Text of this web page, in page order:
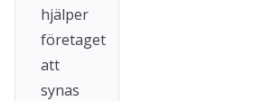
hjälper
företaget
att
synas